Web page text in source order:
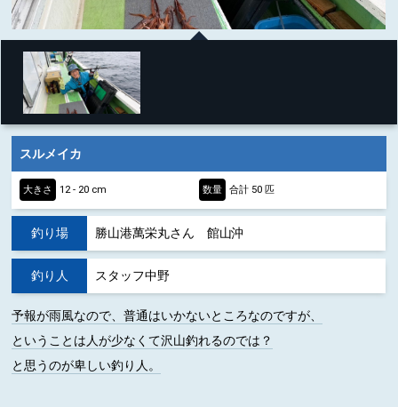
スルメイカ
大きさ 12 - 20 cm 数量 合計 50 匹
釣り場 勝山港萬栄丸さん 館山沖
釣り人 スタッフ中野
予報が雨風なので、普通はいかないところなのですが、
ということは人が少なくて沢山釣れるのでは？
と思うのが卑しい釣り人。